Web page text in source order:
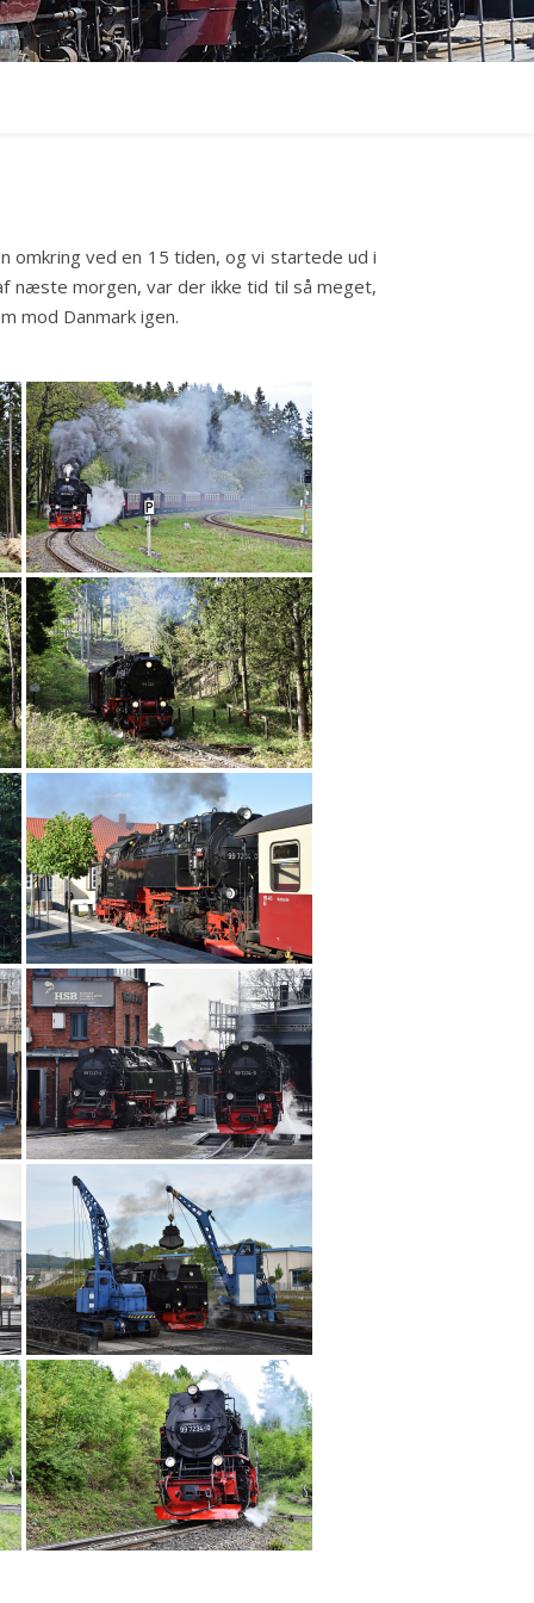
omkring ved en 15 tiden, og vi startede ud i
næste morgen, var der ikke tid til så meget,
mod Danmark igen.